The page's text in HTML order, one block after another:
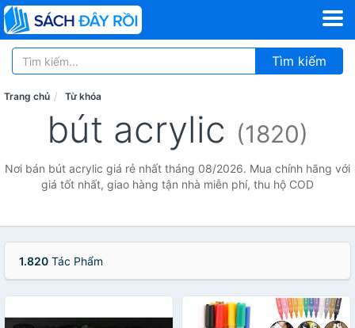
Tìm kiếm
Trang chủ Từ khóa
bút acrylic (1820)
Nơi bán bút acrylic giá rẻ nhất tháng 08/2026. Mua chính hãng với
giá tốt nhất, giao hàng tận nhà miễn phí, thu hộ COD
1.820 Tác Phẩm